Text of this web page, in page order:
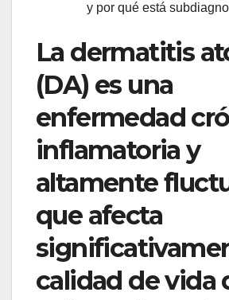
y por qué está
La dermatitis
(DA) es una
enfermedad
inflamatoria y
altamente
que afecta
calidad de vida